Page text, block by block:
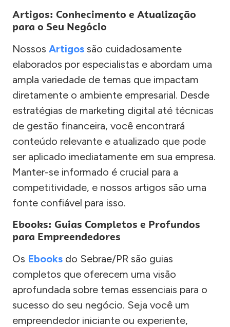
Artigos: Conhecimento e Atualização
para o Seu Negócio
Nossos Artigos são cuidadosamente
elaborados por especialistas e abordam uma
ampla variedade de temas que impactam
diretamente o ambiente empresarial. Desde
estratégias de marketing digital até técnicas
de gestão financeira, você encontrará
conteúdo relevante e atualizado que pode
ser aplicado imediatamente em sua empresa.
Manter-se informado é crucial para a
competitividade, e nossos artigos são uma
fonte confiável para isso.
Ebooks: Guias Completos e Profundos
para Empreendedores
Os Ebooks do Sebrae/PR são guias
completos que oferecem uma visão
aprofundada sobre temas essenciais para o
sucesso do seu negócio. Seja você um
empreendedor iniciante ou experiente,